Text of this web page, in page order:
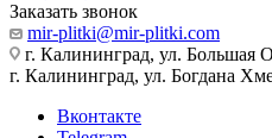
Заказать звонок
mir-plitki@mir-plitki.com
г. Калининград, ул. Большая
г. Калининград, ул. Богдана
Вконтакте